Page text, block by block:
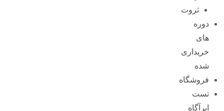
ثروت
دوره
های
خریداری
شده
فروشگاه
تست
ابرآگاه